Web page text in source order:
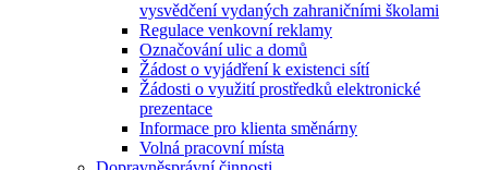
vysvědčení vydaných zahraničními školami
Regulace venkovní reklamy
Označování ulic a domů
Žádost o vyjádření k existenci sítí
Žádosti o využití prostředků elektronické
prezentace
Informace pro klienta směnárny
Volná pracovní místa